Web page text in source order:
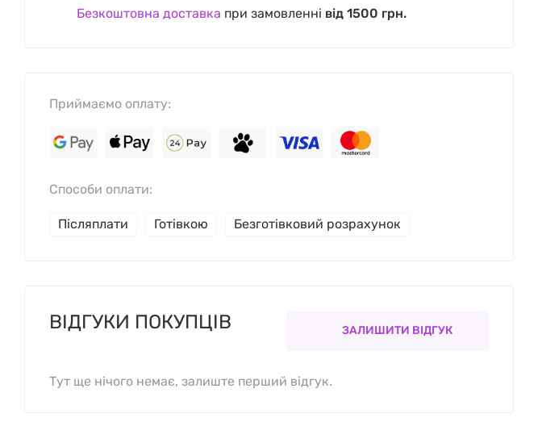
Безкоштовна доставка при замовленні від 1500 грн.
Приймаємо оплату:
Способи оплати:
Післяплати Готівкою Безготівковий розрахунок
ВІДГУКИ ПОКУПЦІВ ЗАЛИШИТИ ВІДГУК
Тут ще нічого немає, залиште перший відгук.